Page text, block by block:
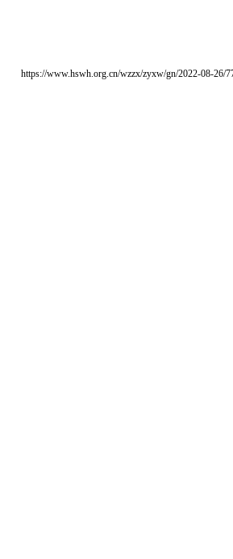
https://www.hswh.org.cn/wzzx/zyxw/gn/2022-08-26/